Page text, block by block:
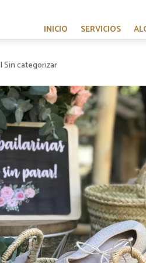
INICIO SERVICIOS
|Sin categorizar